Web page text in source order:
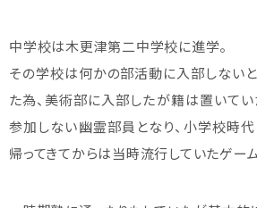
中学校は木更津第二中学校に進学。
その学校は何かの部活動に入部しない
た為、美術部に入部したが籍は置いて
参加しない幽霊部員となり、小学校時
帰ってきてからは当時流行していたゲー